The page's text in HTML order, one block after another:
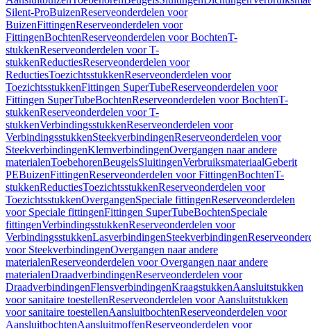
Silent-ProBuizenReserveonderdelen voor
BuizenFittingenReserveonderdelen voor
FittingenBochtenReserveonderdelen voor BochtenT-
stukkenReserveonderdelen voor T-
stukkenReductiesReserveonderdelen voor
ReductiesToezichtsstukkenReserveonderdelen voor
ToezichtsstukkenFittingen SuperTubeReserveonderdelen voor
Fittingen SuperTubeBochtenReserveonderdelen voor BochtenT-
stukkenReserveonderdelen voor T-
stukkenVerbindingsstukkenReserveonderdelen voor
VerbindingsstukkenSteekverbindingenReserveonderdelen voor
SteekverbindingenKlemverbindingenOvergangen naar andere
materialenToebehorenBeugelsSluitingenVerbruiksmateriaalGeberit
PEBuizenFittingenReserveonderdelen voor FittingenBochtenT-
stukkenReductiesToezichtsstukkenReserveonderdelen voor
ToezichtsstukkenOvergangenSpeciale fittingenReserveonderdelen
voor Speciale fittingenFittingen SuperTubeBochtenSpeciale
fittingenVerbindingsstukkenReserveonderdelen voor
VerbindingsstukkenLasverbindingenSteekverbindingen
voor SteekverbindingenOvergangen naar andere
materialenReserveonderdelen voor Overgangen naar andere
materialenDraadverbindingenReserveonderdelen voor
DraadverbindingenFlensverbindingenKraagstukkenAansluitstukken
voor sanitaire toestellenReserveonderdelen voor Aansluitstukken
voor sanitaire toestellenAansluitbochtenReserveonderdelen voor
AansluitbochtenAansluitmoffenReserveonderdelen voor